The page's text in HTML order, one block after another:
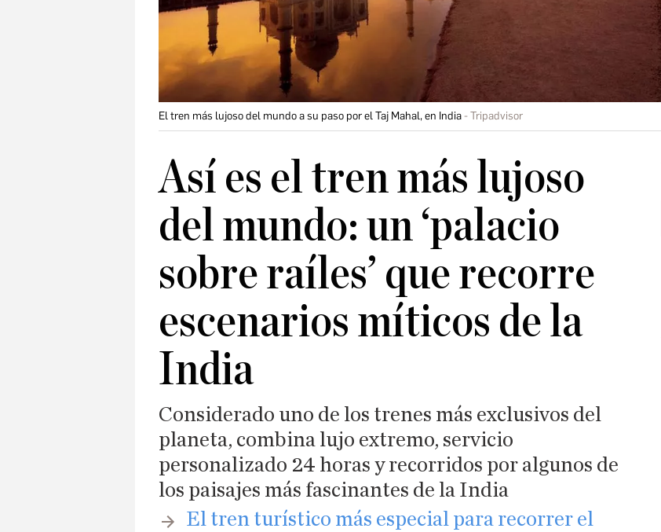
El tren más lujoso del mundo a su paso por el Taj Mahal, en India Tripadvisor
Así es el tren más lujoso
del mundo: un ‘palacio
sobre raíles’ que recorre
escenarios míticos de la
India
Considerado uno de los trenes más exclusivos del
planeta, combina lujo extremo, servicio
personalizado 24 horas y recorridos por algunos de
los paisajes más fascinantes de la India
​El tren turístico más especial para recorrer el